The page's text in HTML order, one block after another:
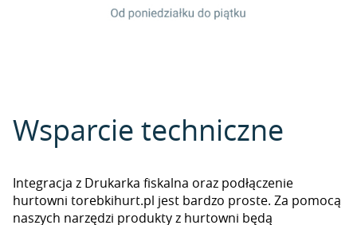
Wsparcie techniczne
Integracja z Drukarka fiskalna oraz podłączenie
hurtowni torebkihurt.pl jest bardzo proste. Za pomocą
naszych narzędzi produkty z hurtowni będą